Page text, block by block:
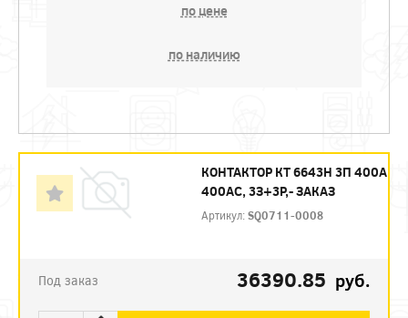
по цене
по наличию
КОНТАКТОР КТ 6643Н 3П 400А
400AC, 3З+3Р,- ЗАКАЗ
Артикул:SQ0711-0008
Под заказ 36390.85 руб.